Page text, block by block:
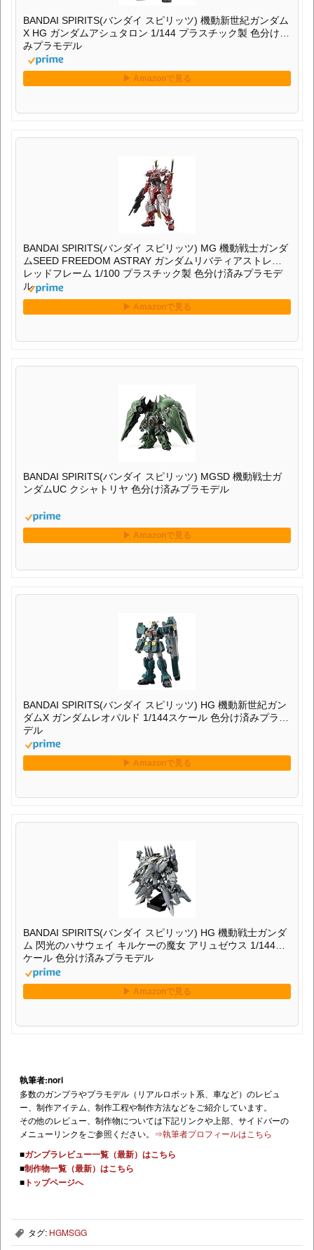
BANDAI SPIRITS(バンダイ スピリッツ) 機動新世紀ガンダム
X HG ガンダムアシュタロン 1/144 プラスチック製 色分け済
みプラモデル
BANDAI SPIRITS(バンダイ スピリッツ) MG 機動戦士ガンダ
ムSEED FREEDOM ASTRAY ガンダムリバティアストレイ
レッドフレーム 1/100 プラスチック製 色分け済みプラモデ
ル
BANDAI SPIRITS(バンダイ スピリッツ) MGSD 機動戦士ガ
ンダムUC クシャトリヤ 色分け済みプラモデル
BANDAI SPIRITS(バンダイ スピリッツ) HG 機動新世紀ガン
ダムX ガンダムレオパルド 1/144スケール 色分け済みプラモ
デル
BANDAI SPIRITS(バンダイ スピリッツ) HG 機動戦士ガンダ
ム 閃光のハサウェイ キルケーの魔女 アリュゼウス 1/144ス
ケール 色分け済みプラモデル
執筆者:nori
多数のガンプラやプラモデル（リアルロボット系、車など）のレビュ
ー、制作アイテム、制作工程や制作方法などをご紹介しています。
その他のレビュー、制作物については下記リンクや上部、サイドバーの
メニューリンクをご参照ください。 ⇒執筆者プロフィールはこちら
■ガンプラレビュー一覧（最新）はこちら
■制作物一覧（最新）はこちら
■ トップページへ
, タグ: HGMSGG